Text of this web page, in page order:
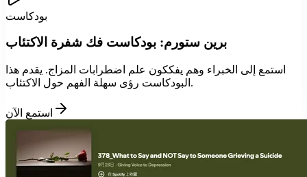
بودكاست
برين ستورم: بودكاست فك شفرة الاكتئاب
استمع إلى الخبراء وهم يفككون علم اضطرابات المزاج. يقدم هذا
البودكاست رؤى سهلة الفهم حول الاكتئاب.
استمع الآن